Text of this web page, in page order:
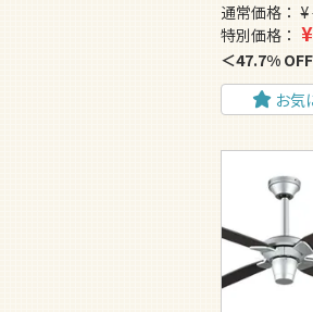
通常価格
¥
特別価格
¥
47.7% OFF
お気